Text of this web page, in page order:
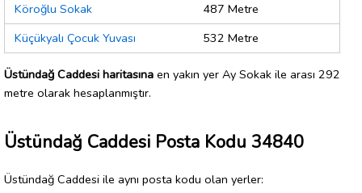
Köroğlu Sokak
487 Metre
Küçükyalı Çocuk Yuvası
532 Metre
Üstündağ Caddesi haritasına en yakın yer Ay Sokak ile arası 292
metre olarak hesaplanmıştır.
Üstündağ Caddesi Posta Kodu 34840
Üstündağ Caddesi ile aynı posta kodu olan yerler: